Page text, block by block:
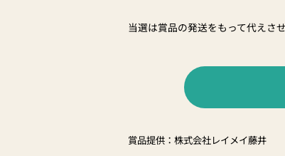
当選は賞品の発送をもって代えさ
賞品提供：株式会社レイメイ藤井